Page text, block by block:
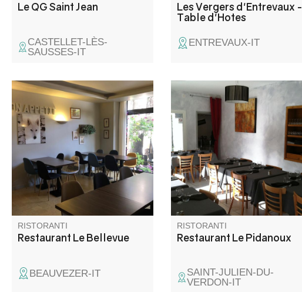
Le QG Saint Jean
CASTELLET-LÈS-
SAUSSES-IT
Les Vergers d'Entrevaux -
Table d'Hotes
ENTREVAUX-IT
Cucina mondiale fatta in casa e
servita in allegria e buon
umore!
RISTORANTI
Restaurant Le Bellevue
BEAUVEZER-IT
Jean-Pierre, Martine e il loro
chef vi propongono piatti della
tradizione provenzale e
regionale. Dalle carni in salsa
alle loro inimitabili pizze, il
menu soddisferà tutti i palati.
RISTORANTI
Restaurant Le Pidanoux
SAINT-JULIEN-DU-
VERDON-IT